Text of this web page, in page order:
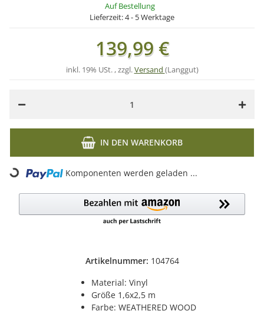
Artikelnummer: 104764
Material: Vinyl
Größe 1,6x2,5 m
Farbe: WEATHERED WOOD
Auf Bestellung
Lieferzeit:4 - 5 Werktage
139,99 €
inkl. 19% USt. , zzgl.Versand (Langgut)
IN DEN WARENKORB
Loading... Komponenten werden geladen ...